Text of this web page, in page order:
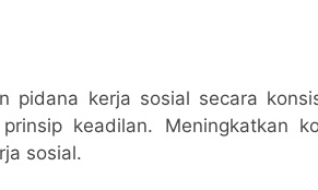
pidana kerja sosial secara
keadilan. ​Meningkatkan
sosial.